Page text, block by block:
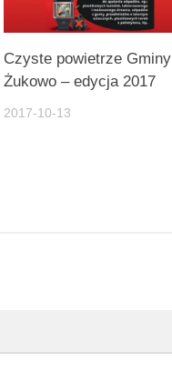
Czyste powietrze Gminy
Żukowo – edycja 2017
2017-10-13